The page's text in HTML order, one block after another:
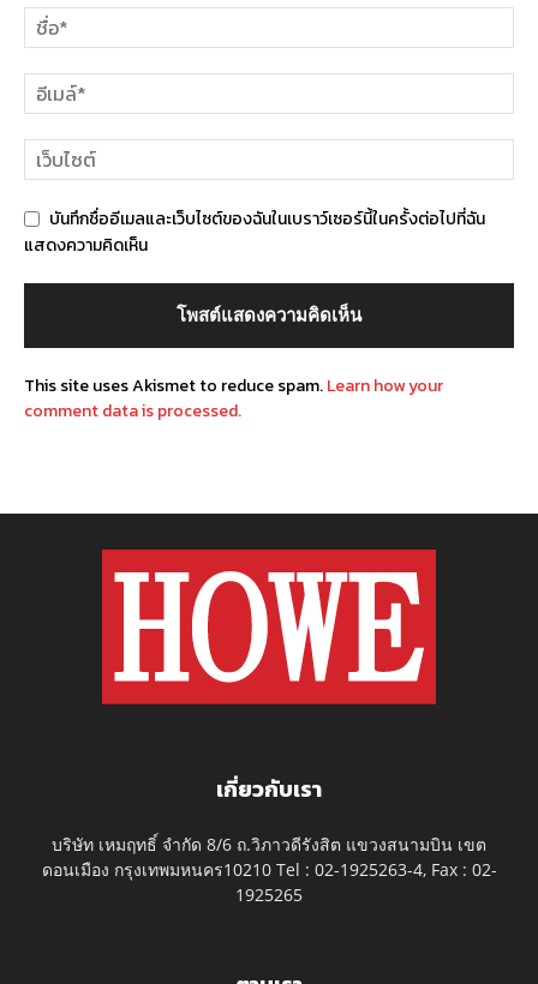
บันทึกชื่ออีเมลและเว็บไซต์ของฉันในเบราว์เซอร์นี้ในครั้งต่อไปที่ฉัน
แสดงความคิดเห็น
This site uses Akismet to reduce spam.Learn how your
comment data is processed.
เกี่ยวกับเรา
บริษัท เหมฤทธิ์ จำกัด 8/6 ถ.วิภาวดีรังสิต แขวงสนามบิน เขต
ดอนเมือง กรุงเทพมหนคร10210 Tel : 02-1925263-4, Fax : 02-
1925265